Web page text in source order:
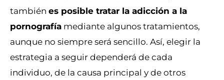
también es posible tratar la adicción a la
pornografía mediante algunos tratamientos,
aunque no siempre será sencillo. Así, elegir la
estrategia a seguir dependerá de cada
individuo, de la causa principal y de otros